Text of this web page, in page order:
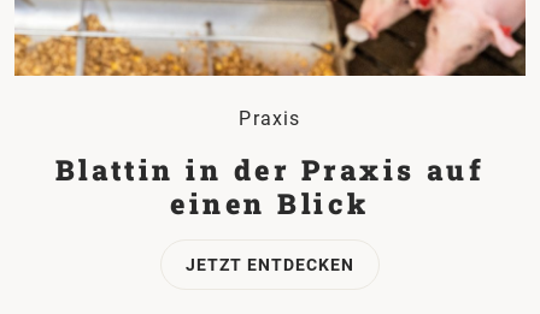
Praxis
Blattin in der Praxis auf
einen Blick
JETZT ENTDECKEN